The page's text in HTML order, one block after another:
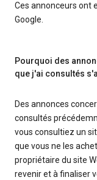
Ces annonceurs ont
Google.
Pourquoi des
que j'ai consultés
Des annonces
consultés
vous consultiez un
que vous ne les
propriétaire du site
revenir et à finaliser